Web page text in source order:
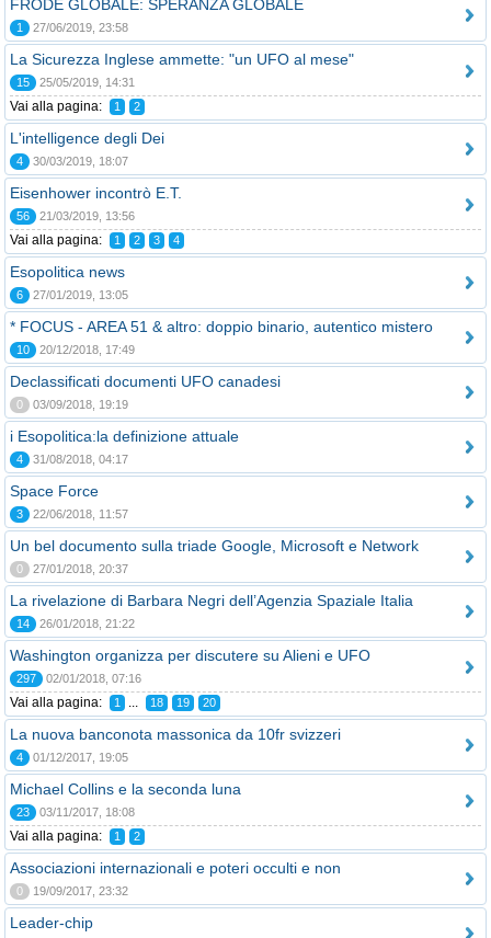
FRODE GLOBALE: SPERANZA GLOBALE
1 27/06/2019, 23:58
La Sicurezza Inglese ammette: "un UFO al mese"
15 25/05/2019, 14:31
Vai alla pagina: 1 2
L'intelligence degli Dei
4 30/03/2019, 18:07
Eisenhower incontrò E.T.
56 21/03/2019, 13:56
Vai alla pagina: 1 2 3 4
Esopolitica news
6 27/01/2019, 13:05
* FOCUS - AREA 51 & altro: doppio binario, autentico mistero
10 20/12/2018, 17:49
Declassificati documenti UFO canadesi
0 03/09/2018, 19:19
i Esopolitica:la definizione attuale
4 31/08/2018, 04:17
Space Force
3 22/06/2018, 11:57
Un bel documento sulla triade Google, Microsoft e Network
0 27/01/2018, 20:37
La rivelazione di Barbara Negri dell’Agenzia Spaziale Italia
14 26/01/2018, 21:22
Washington organizza per discutere su Alieni e UFO
297 02/01/2018, 07:16
Vai alla pagina: 1 ... 18 19 20
La nuova banconota massonica da 10fr svizzeri
4 01/12/2017, 19:05
Michael Collins e la seconda luna
23 03/11/2017, 18:08
Vai alla pagina: 1 2
Associazioni internazionali e poteri occulti e non
0 19/09/2017, 23:32
Leader-chip